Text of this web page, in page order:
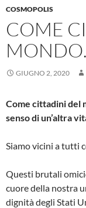
COSMOPOLIS
COME
GIUGNO 2, 2020
Come cittadini del
senso di un’altra
Siamo vicini a tutti
Questi brutali
cuore della nostra
dignità degli Stati